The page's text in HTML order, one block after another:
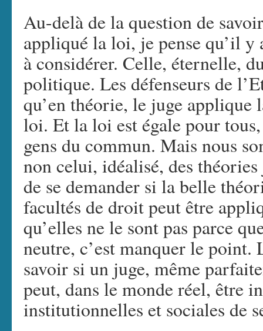
Au-delà de la question de
appliqué la loi, je pense qu’il y
à considérer. Celle, éternelle,
politique. Les défenseurs de
qu’en théorie, le juge
loi. Et la loi est égale pour
gens du commun. Mais nous
non celui, idéalisé, des
de se demander si la belle
facultés de droit peut être
qu’elles ne le sont pas parce
neutre, c’est manquer le point.
savoir si un juge, même
peut, dans le monde réel, être
institutionnelles et sociales de